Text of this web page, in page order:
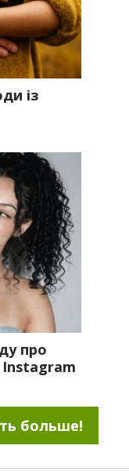
із
про
Instagram
больше!